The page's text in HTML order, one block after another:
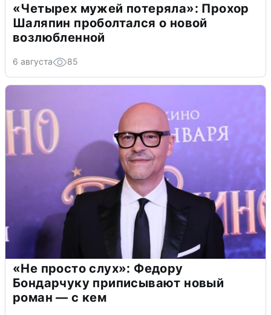
«Четырех мужей потеряла»: Прохор
Шаляпин проболтался о новой
возлюбленной
6 августа 85
«Не просто слух»: Федору
Бондарчуку приписывают новый
роман — с кем